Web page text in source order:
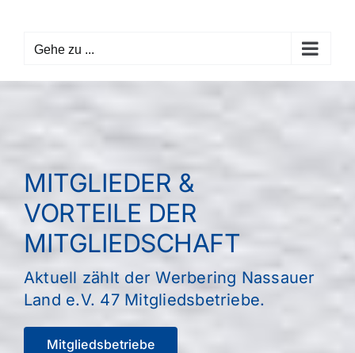
springenGehe zu ...
MITGLIEDER &
VORTEILE DER
MITGLIEDSCHAFT
Aktuell zählt der Werbering Nassauer
Land e.V. 47 Mitgliedsbetriebe.
Mitgliedsbetriebe